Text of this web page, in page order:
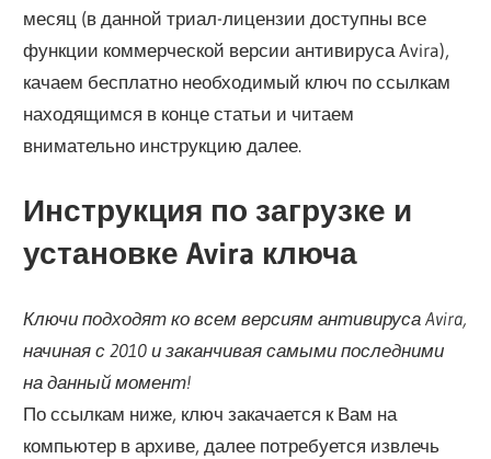
месяц (в данной триал-лицензии доступны все
функции коммерческой версии антивируса Avira),
качаем бесплатно необходимый ключ по ссылкам
находящимся в конце статьи и читаем
внимательно инструкцию далее.
Инструкция по загрузке и
установке Avira ключа
Ключи подходят ко всем версиям антивируса Avira,
начиная с 2010 и заканчивая самыми последними
на данный момент!
По ссылкам ниже, ключ закачается к Вам на
компьютер в архиве, далее потребуется извлечь